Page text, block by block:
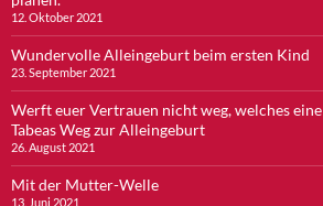
12. Oktober 2021
Wundervolle Alleingeburt beim ersten Kind
23. September 2021
Werft euer Vertrauen nicht weg, welches
Tabeas Weg zur Alleingeburt
26. August 2021
Mit der Mutter-Welle
13. Juni 2021